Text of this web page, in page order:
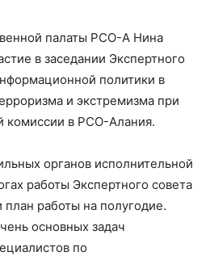
палаты РСО-А Нина
в заседании Экспертного
политики в
и экстремизма при
комиссии в РСО-Алания.
органов исполнительной
работы Экспертного совета
план работы на полугодие.
основных задач
по